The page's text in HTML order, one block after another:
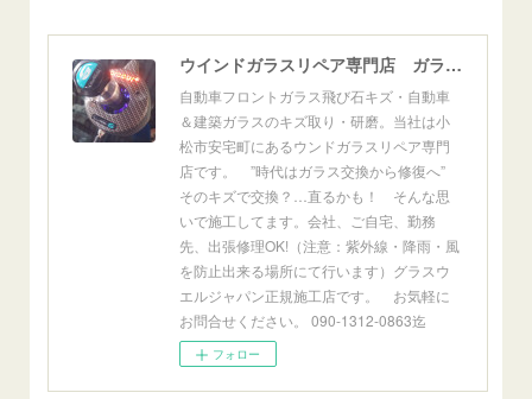
ウインドガラスリペア専門店 ガラスリペア・ヨシダ グラスウェルドジャパン 正規施工店 小松市
自動車フロントガラス飛び石キズ・自動車
＆建築ガラスのキズ取り・研磨。当社は小
松市安宅町にあるウンドガラスリペア専門
店です。 ”時代はガラス交換から修復へ”
そのキズで交換？…直るかも！ そんな思
いで施工してます。会社、ご自宅、勤務
先、出張修理OK!（注意：紫外線・降雨・風
を防止出来る場所にて行います）グラスウ
エルジャパン正規施工店です。 お気軽に
お問合せください。 090-1312-0863迄
フォロー